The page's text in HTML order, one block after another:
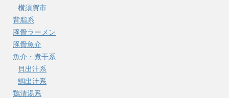
横須賀市
背脂系
豚骨ラーメン
豚骨魚介
魚介・煮干系
貝出汁系
鯛出汁系
鶏清湯系